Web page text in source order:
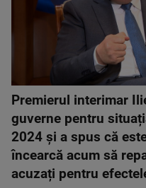
Premierul interimar
guverne pentru
2024 și a spus că
încearcă acum să
acuzați pentru